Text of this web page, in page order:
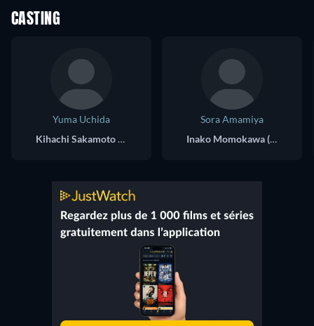
CASTING
Yuma Uchida
Kihachi Sakamoto (voice)
Sora Amamiya
Inako Momokawa (voice)